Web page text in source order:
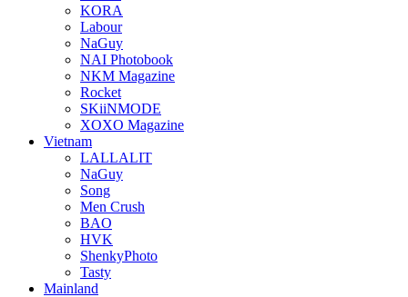
KORA
Labour
NaGuy
NAI Photobook
NKM Magazine
Rocket
SKiiNMODE
XOXO Magazine
Vietnam
LALLALIT
NaGuy
Song
Men Crush
BAO
HVK
ShenkyPhoto
Tasty
Mainland